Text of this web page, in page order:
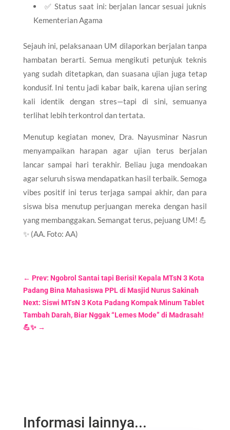
✅ Status saat ini: berjalan lancar sesuai juknis
Kementerian Agama
Sejauh ini, pelaksanaan UM dilaporkan berjalan tanpa
hambatan berarti. Semua mengikuti petunjuk teknis
yang sudah ditetapkan, dan suasana ujian juga tetap
kondusif. Ini tentu jadi kabar baik, karena ujian sering
kali identik dengan stres—tapi di sini, semuanya
terlihat lebih terkontrol dan tertata.
Menutup kegiatan monev, Dra. Nayusminar Nasrun
menyampaikan harapan agar ujian terus berjalan
lancar sampai hari terakhir. Beliau juga mendoakan
agar seluruh siswa mendapatkan hasil terbaik. Semoga
vibes positif ini terus terjaga sampai akhir, dan para
siswa bisa menutup perjuangan mereka dengan hasil
yang membanggakan. Semangat terus, pejuang UM! 💪
✨ (AA. Foto: AA)
← Prev: Ngobrol Santai tapi Berisi! Kepala MTsN 3 Kota
Padang Bina Mahasiswa PPL di Masjid Nurus Sakinah
Next: Siswi MTsN 3 Kota Padang Kompak Minum Tablet
Tambah Darah, Biar Nggak “Lemes Mode” di Madrasah!
💪✨→
Informasi lainnya...